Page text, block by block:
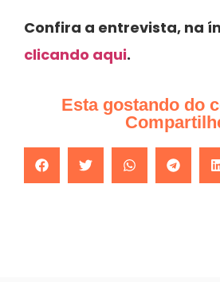
Confira a entrevista, na
clicando aqui.
Esta gostando do